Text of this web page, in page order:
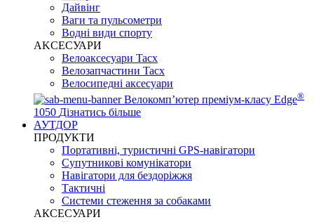
Дайвінг
Ваги та пульсометри
Водні види спорту
AKCЕСУАРИ
Велоаксесуари Tacx
Велозапчастини Tacx
Велосипедні аксесуари
Велокомп’ютер преміум-класу Edge®
1050 Дізнатись більше
АУТДОР
ПРОДУКТИ
Портативні, туристичні GPS-навігатори
Супутникові комунікатори
Навігатори для бездоріжжя
Тактичні
Системи стеження за собаками
АКСЕСУАРИ